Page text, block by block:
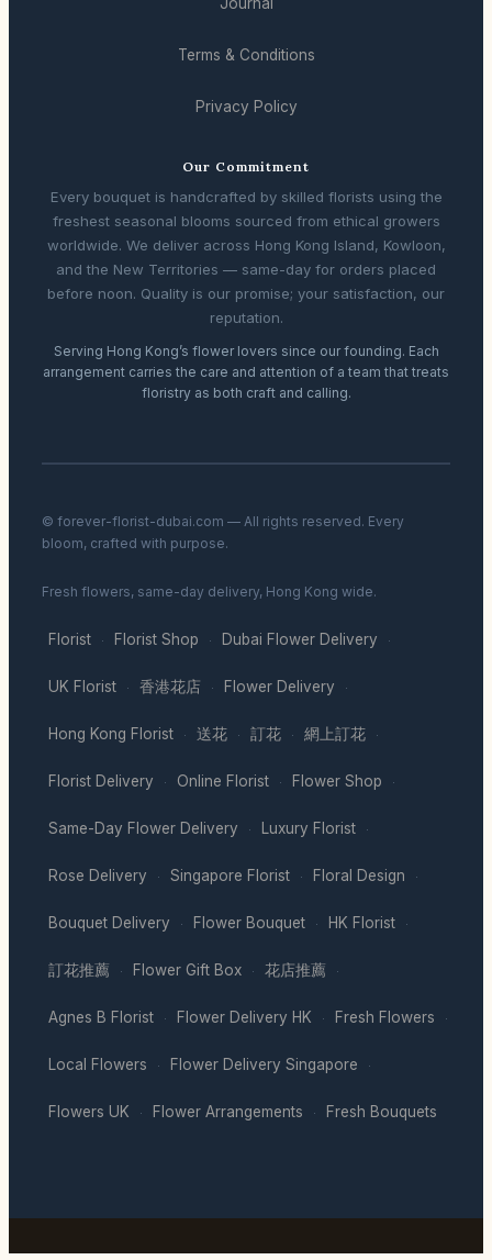
Journal
Terms & Conditions
Privacy Policy
Our Commitment
Every bouquet is handcrafted by skilled florists using the
freshest seasonal blooms sourced from ethical growers
worldwide. We deliver across Hong Kong Island, Kowloon,
and the New Territories — same-day for orders placed
before noon. Quality is our promise; your satisfaction, our
reputation.
Serving Hong Kong’s flower lovers since our founding. Each
arrangement carries the care and attention of a team that treats
floristry as both craft and calling.
© forever-florist-dubai.com — All rights reserved. Every
bloom, crafted with purpose.
Fresh flowers, same-day delivery, Hong Kong wide.
Florist · Florist Shop · Dubai Flower Delivery ·
UK Florist · 香港花店 · Flower Delivery ·
Hong Kong Florist · 送花 · 訂花 · 網上訂花 ·
Florist Delivery · Online Florist · Flower Shop ·
Same-Day Flower Delivery · Luxury Florist ·
Rose Delivery · Singapore Florist · Floral Design ·
Bouquet Delivery · Flower Bouquet · HK Florist ·
訂花推薦 · Flower Gift Box · 花店推薦 ·
Agnes B Florist · Flower Delivery HK · Fresh Flowers ·
Local Flowers · Flower Delivery Singapore ·
Flowers UK · Flower Arrangements · Fresh Bouquets